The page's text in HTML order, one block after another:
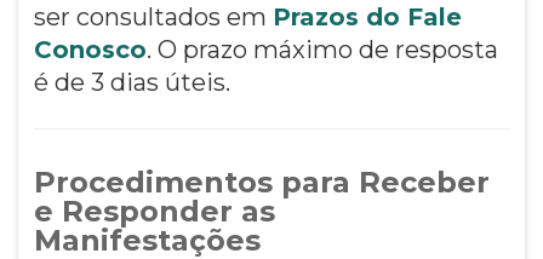
ser consultados em Prazos do Fale
Conosco. O prazo máximo de resposta
é de 3 dias úteis.
Procedimentos para Receber
e Responder as
Manifestações